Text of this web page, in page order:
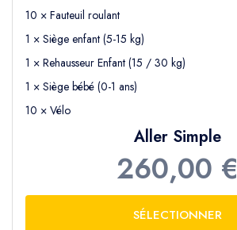
10 × Fauteuil roulant
1 × Siège enfant (5-15 kg)
1 × Rehausseur Enfant (15 / 30 kg)
1 × Siège bébé (0-1 ans)
10 × Vélo
Aller Simple
260,00 €